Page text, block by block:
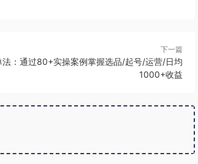
下一篇
法：通过80+实操案例掌握选品/起号/运营/日均
1000+收益